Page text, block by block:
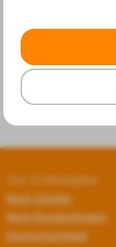
Top 10 Arbeitgeber
Nach Städten
Nach Bundesländern
Deutschlandweit